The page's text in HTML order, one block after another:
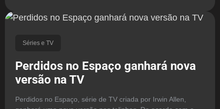
Séries e TV
Perdidos no Espaço ganhará nova
versão na TV
Perdidos no Espaço, série de TV criada por Irwin Allen,